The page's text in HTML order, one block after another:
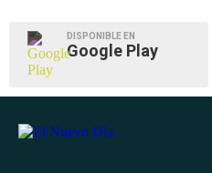
DISPONIBLE EN
Google Play